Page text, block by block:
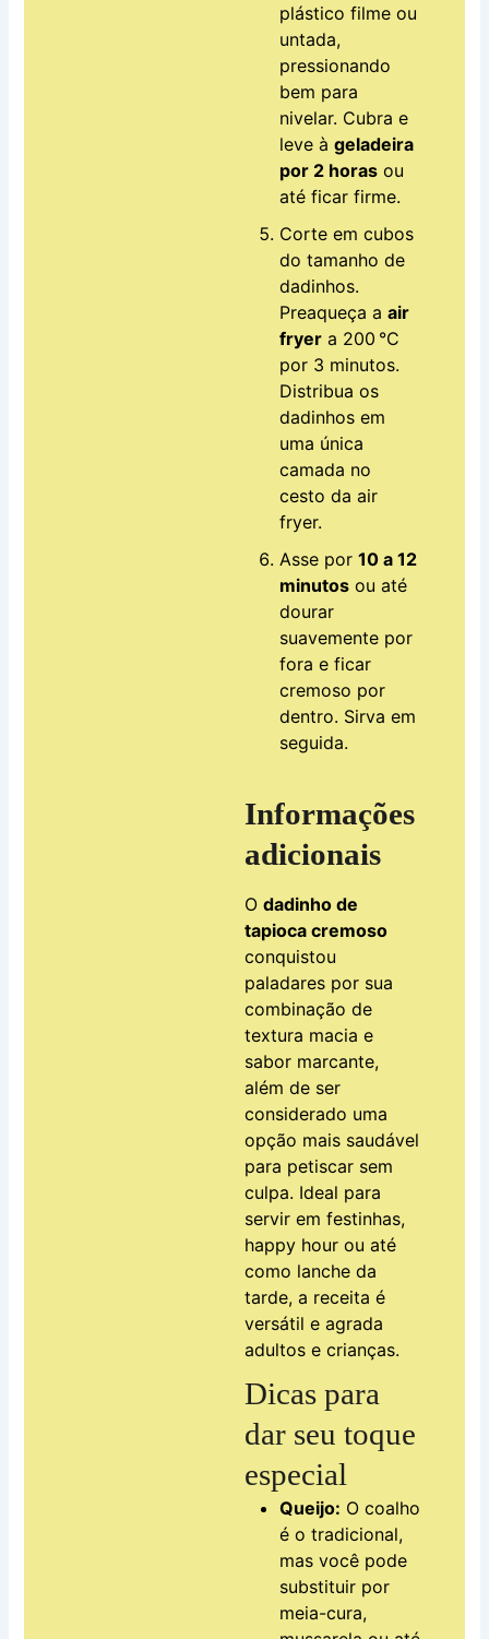
plástico filme ou
untada,
pressionando
bem para
nivelar. Cubra e
leve à geladeira
por 2 horas ou
até ficar firme.
Corte em cubos
do tamanho de
dadinhos.
Preaqueça a air
fryer a 200 °C
por 3 minutos.
Distribua os
dadinhos em
uma única
camada no
cesto da air
fryer.
Asse por 10 a 12
minutos ou até
dourar
suavemente por
fora e ficar
cremoso por
dentro. Sirva em
seguida.
Informações
adicionais
O dadinho de
tapioca cremoso
conquistou
paladares por sua
combinação de
textura macia e
sabor marcante,
além de ser
considerado uma
opção mais saudável
para petiscar sem
culpa. Ideal para
servir em festinhas,
happy hour ou até
como lanche da
tarde, a receita é
versátil e agrada
adultos e crianças.
Dicas para
dar seu toque
especial
Queijo: O coalho
é o tradicional,
mas você pode
substituir por
meia-cura,